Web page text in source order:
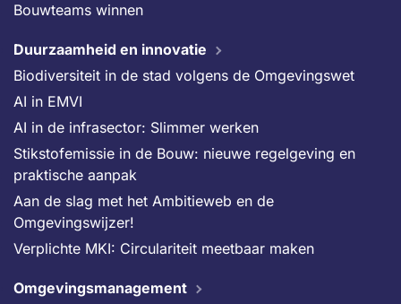
Bouwteams winnen
Duurzaamheid en innovatie
Biodiversiteit in de stad volgens de Omgevingswet
AI in EMVI
AI in de infrasector: Slimmer werken
Stikstofemissie in de Bouw: nieuwe regelgeving en
praktische aanpak
Aan de slag met het Ambitieweb en de
Omgevingswijzer!
Verplichte MKI: Circulariteit meetbaar maken
Omgevingsmanagement